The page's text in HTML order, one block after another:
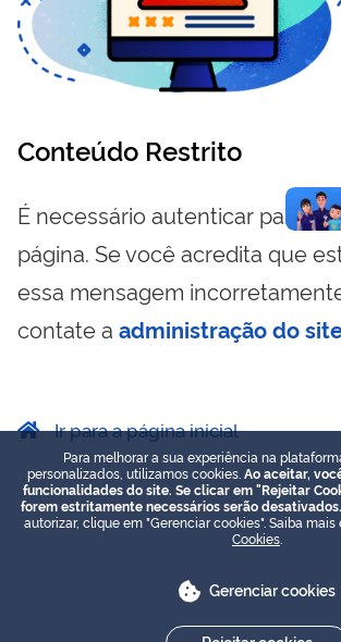
Conteúdo Restrito
É necessário autenticar para
página. Se você acredita que
essa mensagem
contate a administração do
Ir para a página inicial
Para melhorar a sua experiência na
personalizados, utilizamos cookies. Ao aceitar,
funcionalidades do site. Se clicar em "Rejeitar
forem estritamente necessários serão desativados.
autorizar, clique em "Gerenciar cookies". Saiba mais
Cookies
Gerenciar cookies